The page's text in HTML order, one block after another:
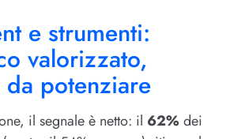
e strumenti:
valorizzato,
potenziare
il segnale è netto: il 62% dei